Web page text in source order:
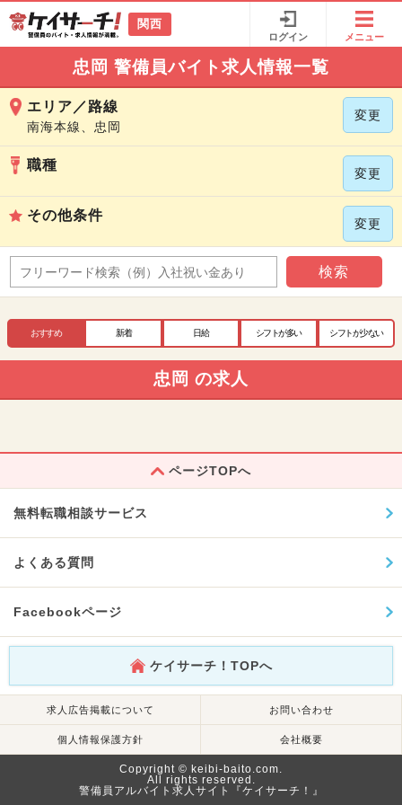
関西
ログイン メニュー
忠岡 警備員バイト求人情報一覧
エリア／路線
南海本線、忠岡
変更
職種
変更
その他条件
変更
検索
おすすめ 新着 日給 シフトが多い シフトが少ない
忠岡 の求人
ページTOPへ
無料転職相談サービス
よくある質問
Facebookページ
ケイサーチ！TOPへ
求人広告掲載について お問い合わせ
個人情報保護方針 会社概要
Copyright © keibi-baito.com.
All rights reserved.
警備員アルバイト求人サイト『ケイサーチ！』